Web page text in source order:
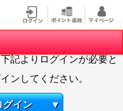
記よりログインが必要と
ンしてください。
グイン ▼